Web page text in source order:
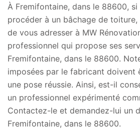
À Fremifontaine, dans le 88600,
procéder à un bâchage de
de vous adresser à MW
professionnel qui propose ses
Fremifontaine, dans le 88600.
imposées par le fabricant doivent
une pose réussie. Ainsi, est-il
un professionnel expérimenté
Contactez-le et demandez-lui un
Fremifontaine, dans le 88600.